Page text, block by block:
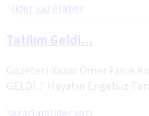
slider yazıHaber
Tatilim Geldi…
Gazeteci-Yazar Ömer Faruk
GELDİ...” Hayatın Engelsiz